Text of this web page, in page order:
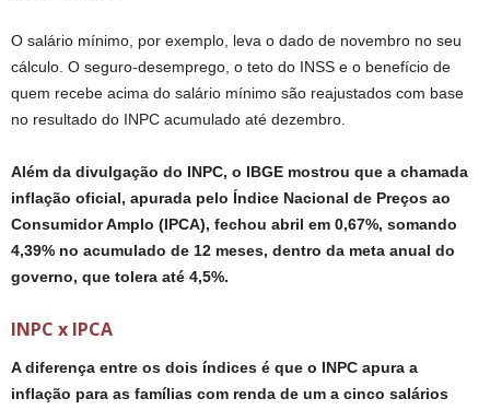
O salário mínimo, por exemplo, leva o dado de novembro no seu
cálculo. O seguro-desemprego, o teto do INSS e o benefício de
quem recebe acima do salário mínimo são reajustados com base
no resultado do INPC acumulado até dezembro.
Além da divulgação do INPC, o IBGE mostrou que a chamada
inflação oficial, apurada pelo Índice Nacional de Preços ao
Consumidor Amplo (IPCA), fechou abril em 0,67%, somando
4,39% no acumulado de 12 meses, dentro da meta anual do
governo, que tolera até 4,5%.
INPC x IPCA
A diferença entre os dois índices é que o INPC apura a
inflação para as famílias com renda de um a cinco salários